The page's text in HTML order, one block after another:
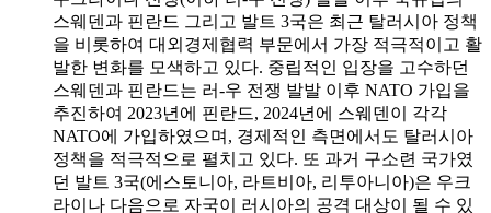
스웨덴과 핀란드 그리고 발트 3국은 최근 탈러시아 정책
을 비롯하여 대외경제협력 부문에서 가장 적극적이고 활
발한 변화를 모색하고 있다. 중립적인 입장을 고수하던
스웨덴과 핀란드는 러-우 전쟁 발발 이후 NATO 가입을
추진하여 2023년에 핀란드, 2024년에 스웨덴이 각각
NATO에 가입하였으며, 경제적인 측면에서도 탈러시아
정책을 적극적으로 펼치고 있다. 또 과거 구소련 국가였
던 발트 3국(에스토니아, 라트비아, 리투아니아)은 우크
라이나 다음으로 자국이 러시아의 공격 대상이 될 수 있